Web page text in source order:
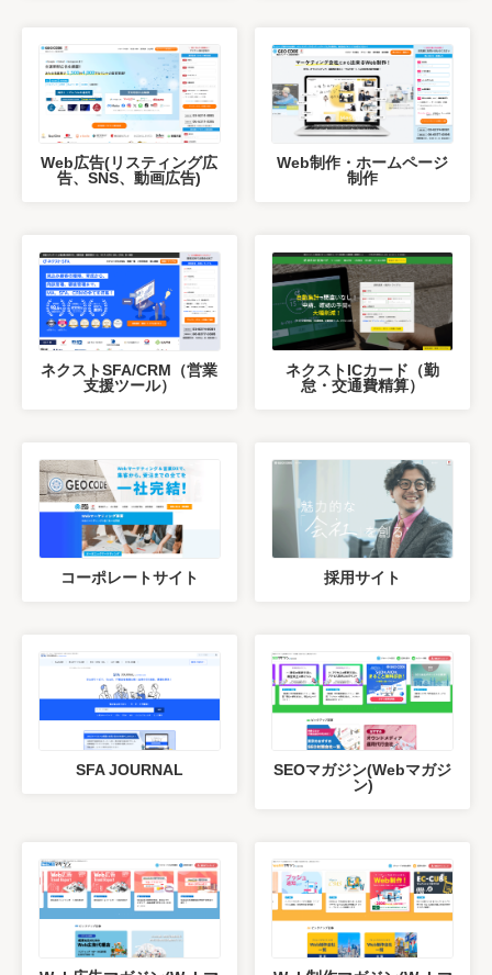
Web広告(リスティング広
告、SNS、動画広告)
Web制作・ホームページ
制作
ネクストSFA/CRM（営業
支援ツール）
ネクストICカード（勤
怠・交通費精算）
コーポレートサイト 採用サイト
SFA JOURNAL
SEOマガジン(Webマガジ
ン)